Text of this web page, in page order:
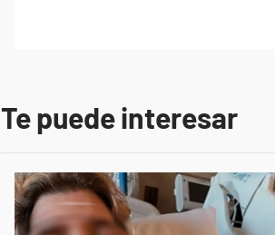
Te puede interesar